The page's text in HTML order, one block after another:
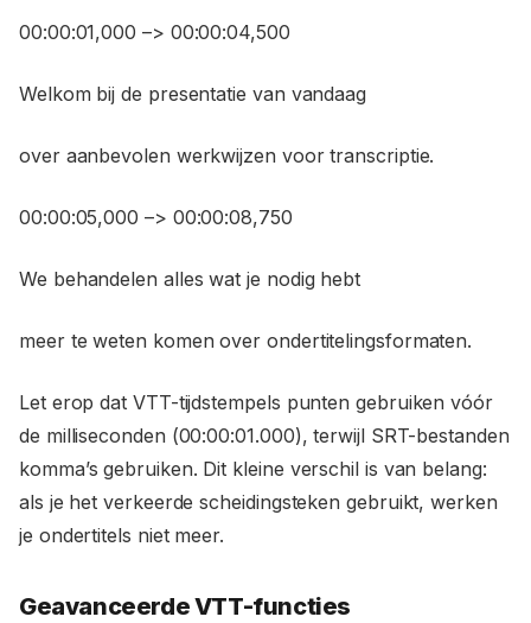
00:00:01,000 –> 00:00:04,500
Welkom bij de presentatie van vandaag
over aanbevolen werkwijzen voor transcriptie.
00:00:05,000 –> 00:00:08,750
We behandelen alles wat je nodig hebt
meer te weten komen over ondertitelingsformaten.
Let erop dat VTT-tijdstempels punten gebruiken vóór
de milliseconden (00:00:01.000), terwijl SRT-bestanden
komma’s gebruiken. Dit kleine verschil is van belang:
als je het verkeerde scheidingsteken gebruikt, werken
je ondertitels niet meer.
Geavanceerde VTT-functies